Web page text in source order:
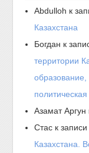
Abdulloh к
Казахстана
Богдан к
территории
образование,
Азамат Аргун
Стас к записи
Казахстана.